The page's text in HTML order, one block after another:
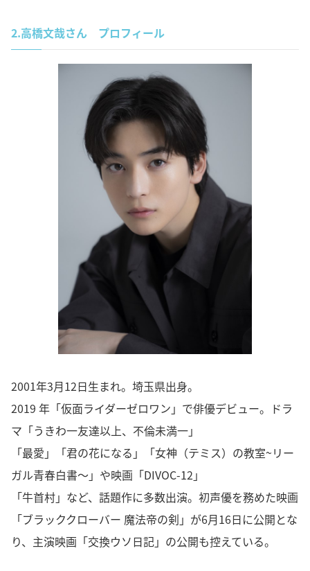
2.高橋文哉さん プロフィール
2001年3月12日生まれ。埼玉県出身。
2019 年「仮面ライダーゼロワン」で俳優デビュー。ドラ
マ「うきわ一友達以上、不倫未満一」
「最愛」「君の花になる」「女神（テミス）の教室~リー
ガル青春白書～」や映画「DIVOC-12」
「牛首村」など、話題作に多数出演。初声優を務めた映画
「ブラッククローバー 魔法帝の剣」が6月16日に公開とな
り、主演映画「交換ウソ日記」の公開も控えている。